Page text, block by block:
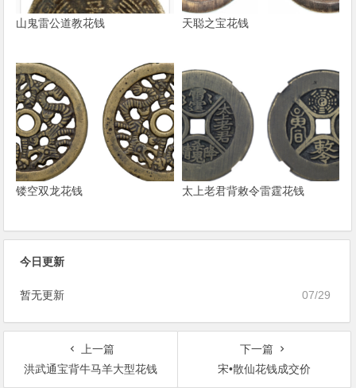
山鬼雷公道教花钱 天聪之宝花钱
镂空双龙花钱 太上老君背敕令雷霆花钱
今日更新
07/29
暂无更新
上一篇
洪武通宝背牛马羊大型花钱
下一篇
宋•散仙花钱成交价